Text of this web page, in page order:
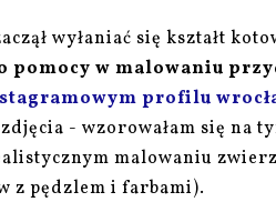
wyłaniać się kształt
w malowaniu
profilu
- wzorowałam się na
malowaniu
z pędzlem i farbami).